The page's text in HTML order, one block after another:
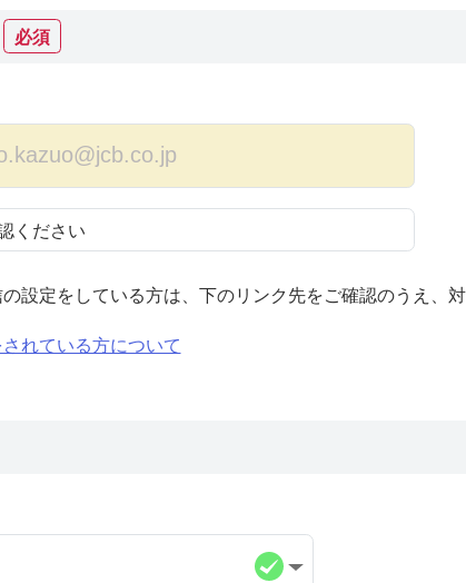
必須
ください
設定をしている方は、下のリンク先をご確認のうえ、
れている方について